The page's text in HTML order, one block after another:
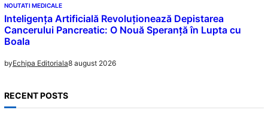
NOUTATI MEDICALE
Inteligența Artificială Revoluționează Depistarea
Cancerului Pancreatic: O Nouă Speranță în Lupta cu
Boala
byEchipa Editoriala8 august 2026
RECENT POSTS